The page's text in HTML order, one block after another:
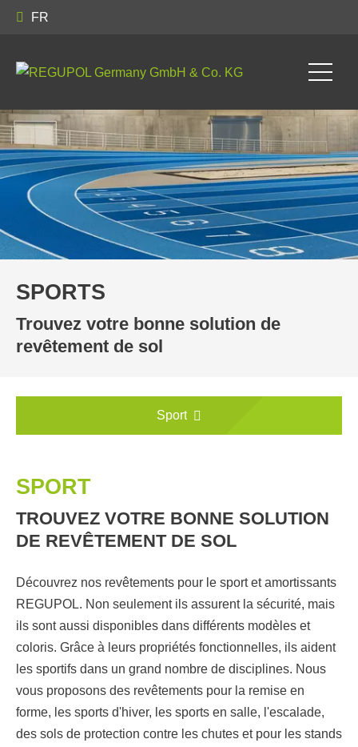
FR
SPORTS
Trouvez votre bonne solution de
revêtement de sol
Sport
SPORT
TROUVEZ VOTRE BONNE SOLUTION
DE REVÊTEMENT DE SOL
Découvrez nos revêtements pour le sport et amortissants
REGUPOL. Non seulement ils assurent la sécurité, mais
ils sont aussi disponibles dans différents modèles et
coloris. Grâce à leurs propriétés fonctionnelles, ils aident
les sportifs dans un grand nombre de disciplines. Nous
vous proposons des revêtements pour la remise en
forme, les sports d'hiver, les sports en salle, l'escalade,
des sols de protection contre les chutes et pour les stands